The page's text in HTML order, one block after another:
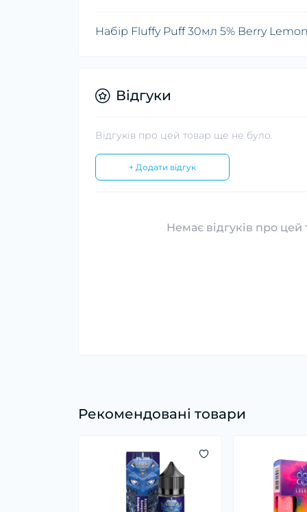
Набір Fluffy Puff 30мл 5% Berry
Відгуки
Відгуків про цей товар ще не було.
+ Додати відгук
Немає відгуків про цей
Рекомендовані товари